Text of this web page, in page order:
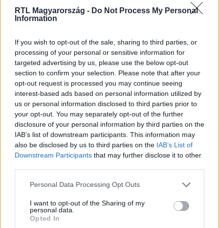
RTL Magyarország - Do Not Process My Personal
Information
If you wish to opt-out of the sale, sharing to third parties, or
processing of your personal or sensitive information for
targeted advertising by us, please use the below opt-out
section to confirm your selection. Please note that after your
opt-out request is processed you may continue seeing
interest-based ads based on personal information utilized by
us or personal information disclosed to third parties prior to
your opt-out. You may separately opt-out of the further
disclosure of your personal information by third parties on the
IAB’s list of downstream participants. This information may
also be disclosed by us to third parties on the IAB’s List of
Downstream Participants that may further disclose it to other
Please note that this website/app uses one or more Google
not limited to your visit or usage behaviour. You may click to
grant or deny consent to Google and its third-party tags to
use your data for below specified purposes in below Google
Personal Data Processing Opt Outs
I want to opt-out of the Sharing of my
personal data.
Opted In
Itt állítsd be, hogy az RTL.hu az elsők között
legyen a Google-találatokban!
Kövess minket, és értesülj a friss hírekről a
Facebookon is!
Követem